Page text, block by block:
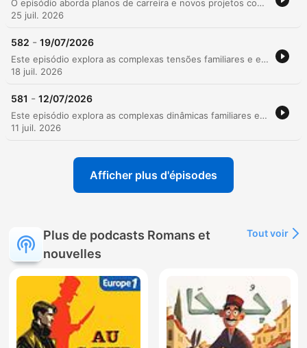
O episódio aborda planos de carreira e novos projetos comunitários, incluindo a gestão de um celeiro renovado por Elizabeth e os preparativos para o festival local. Entre discussões sobre taxas de entrada e fofocas da vila, temas familiares profundos emergem, revelando segredos sobre relacionamentos e possíveis desvios financeiros. A tensão escala com revelações sobre a negligência de Clive em relação ao pai idoso e conflitos gerados por mágoas do passado. O episódio encerra com reflexões sobre conexões profissionais e uma transição para casos paranormais.
25 juil. 2026
582 - 19/07/2026
Este episódio explora as complexas tensões familiares e emocionais em torno da revelação da gravidez de Kirsty. Entre discussões sobre o futuro da fazenda, o impacto de perdas gestacionais passadas e confrontos sobre segredos do passado, como o incidente de um berço escondido, a narrativa transita entre momentos de vulnerabilidade e reconciliação. A trama também aborda as dificuldades de lidar com traumas antigos e a busca por esperança, intercalando conversas cotidianas com investigações locais, como o ataque de cães na fazenda.
18 juil. 2026
581 - 12/07/2026
Este episódio explora as complexas dinâmicas familiares e comunitárias em torno da vida rural, desde o retorno inesperado de Chris à casa de sua família até as tensões sobre a partilha de bens da fazenda. Entre preparativos para o Borchester Show e competições de ferraria, os personagens enfrentam conflitos legais, disputas de herança e o peso de segredos do passado. A narrativa percorre desde momentos de nostalgia e descobertas no jardim até confrontos dramáticos envolvendo dívidas e chantagens. O episódio também destaca a importância da comunidade e os desafios de manter o legado da fazenda diante de pressões financeiras e mudanças geracionais.
11 juil. 2026
Afficher plus d'épisodes
Plus de podcasts Romans et
nouvelles
Tout voir